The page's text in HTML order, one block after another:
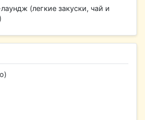
(легкие закуски, чай и